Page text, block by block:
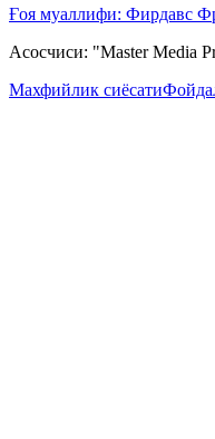
Ғоя муаллифи: Фирдавс
Асосчиси: "Master Media
Махфийлик сиёсати